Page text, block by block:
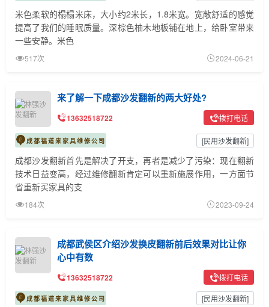
米色柔软的榻榻米床，大小约2米长，1.8米宽。宽敞舒适的感觉
提高了我们的睡眠质量。深棕色柚木地板铺在地上，给卧室带来
一些安静。米色
517次 2024-06-21
来了解一下成都沙发翻新的两大好处?
13632518722 拨打电话
成都福道来家具维修公司 [民用沙发翻新]
成都沙发翻新首先是解决了开支，再者是减少了污染：现在翻新
技术日益变高，经过维修翻新肯定可以重新施展作用，一方面节
省重新买家具的支
184次 2023-09-24
成都武侯区介绍沙发换皮翻新前后效果对比让你
心中有数
13632518722 拨打电话
成都福道来家具维修公司 [民用沙发翻新]